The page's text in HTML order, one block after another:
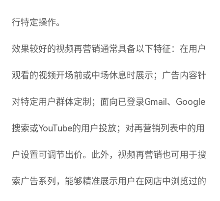
行特定操作。
效果较好的视频再营销通常具备以下特征：在用户
观看的视频开场前或中场休息时展示；广告内容针
对特定用户群体定制；面向已登录Gmail、Google
搜索或YouTube的用户投放；对再营销列表中的用
户设置可调节出价。此外，视频再营销也可用于搜
索广告系列，能够精准展示用户在网店中浏览过的